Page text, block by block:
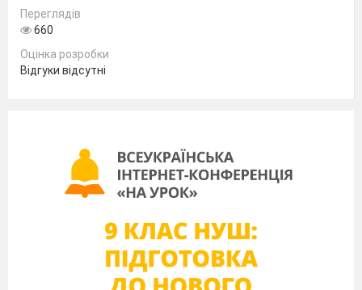
Переглядів
660
Оцінка розробки
Відгуки відсутні